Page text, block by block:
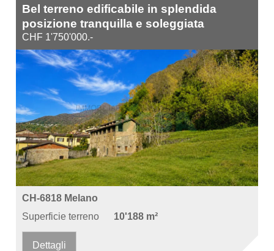
Bel terreno edificabile in splendida
posizione tranquilla e soleggiata
CHF 1'750'000.-
CH-6818 Melano
Superficie terreno
10'188 m²
Dettagli